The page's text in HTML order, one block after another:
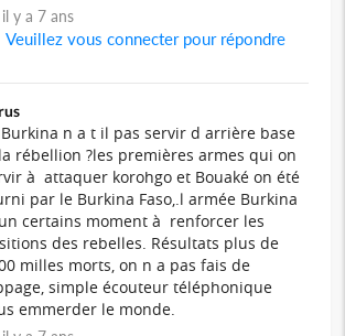
il y a 7 ans
Veuillez vous connecter pour répondre
Burkina n a t il pas servir d arrière base
rébellion ?les premières armes qui on
à attaquer korohgo et Bouaké on été
par le Burkina Faso,.l armée Burkina
certains moment à renforcer les
des rebelles. Résultats plus de
milles morts, on n a pas fais de
simple écouteur téléphonique
emmerder le monde.